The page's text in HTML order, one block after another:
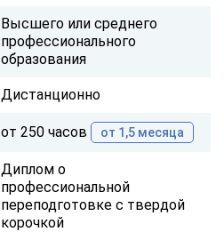
Высшего или среднего
профессионального
образования
Дистанционно
от 250 часов от 1,5 месяца
Диплом о
профессиональной
переподготовке с твердой
корочкой